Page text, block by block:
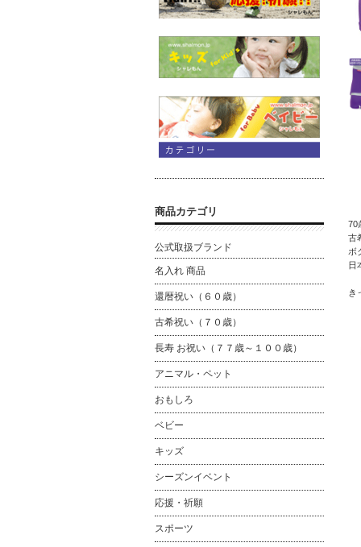
70
古
ボ
日
き
商品カテゴリ
公式取扱ブランド
名入れ 商品
還暦祝い（６０歳）
古希祝い（７０歳）
長寿 お祝い（７７歳～１００歳）
アニマル・ペット
おもしろ
ベビー
キッズ
シーズンイベント
応援・祈願
スポーツ